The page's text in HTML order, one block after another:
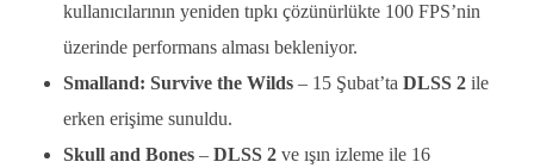
kullanıcılarının yeniden tıpkı çözünürlükte 100 FPS’nin
üzerinde performans alması bekleniyor.
Smalland: Survive the Wilds– 15 Şubat’ta DLSS 2ile
erken erişime sunuldu.
Skull and Bones – DLSS 2ve ışın izleme ile 16